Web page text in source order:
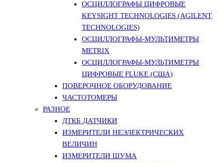
ОСЦИЛЛОГРАФЫ ЦИФРОВЫЕ
KEYSIGHT TECHNOLOGIES (AGILENT
TECHNOLOGIES)
ОСЦИЛЛОГРАФЫ-МУЛЬТИМЕТРЫ
METRIX
ОСЦИЛЛОГРАФЫ-МУЛЬТИМЕТРЫ
ЦИФРОВЫЕ FLUKE (США)
ПОВЕРОЧНОЕ ОБОРУДОВАНИЕ
ЧАСТОТОМЕРЫ
РАЗНОЕ
ДТКБ ДАТЧИКИ
ИЗМЕРИТЕЛИ НЕЭЛЕКТРИЧЕСКИХ
ВЕЛИЧИН
ИЗМЕРИТЕЛИ ШУМА